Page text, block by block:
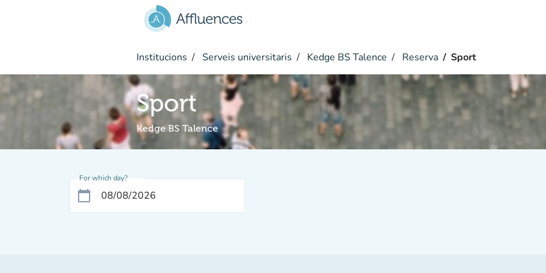
Institucions Serveis universitaris Kedge BS Talence Reserva Sport
Sport
Kedge BS Talence
For which day?
calendar_today